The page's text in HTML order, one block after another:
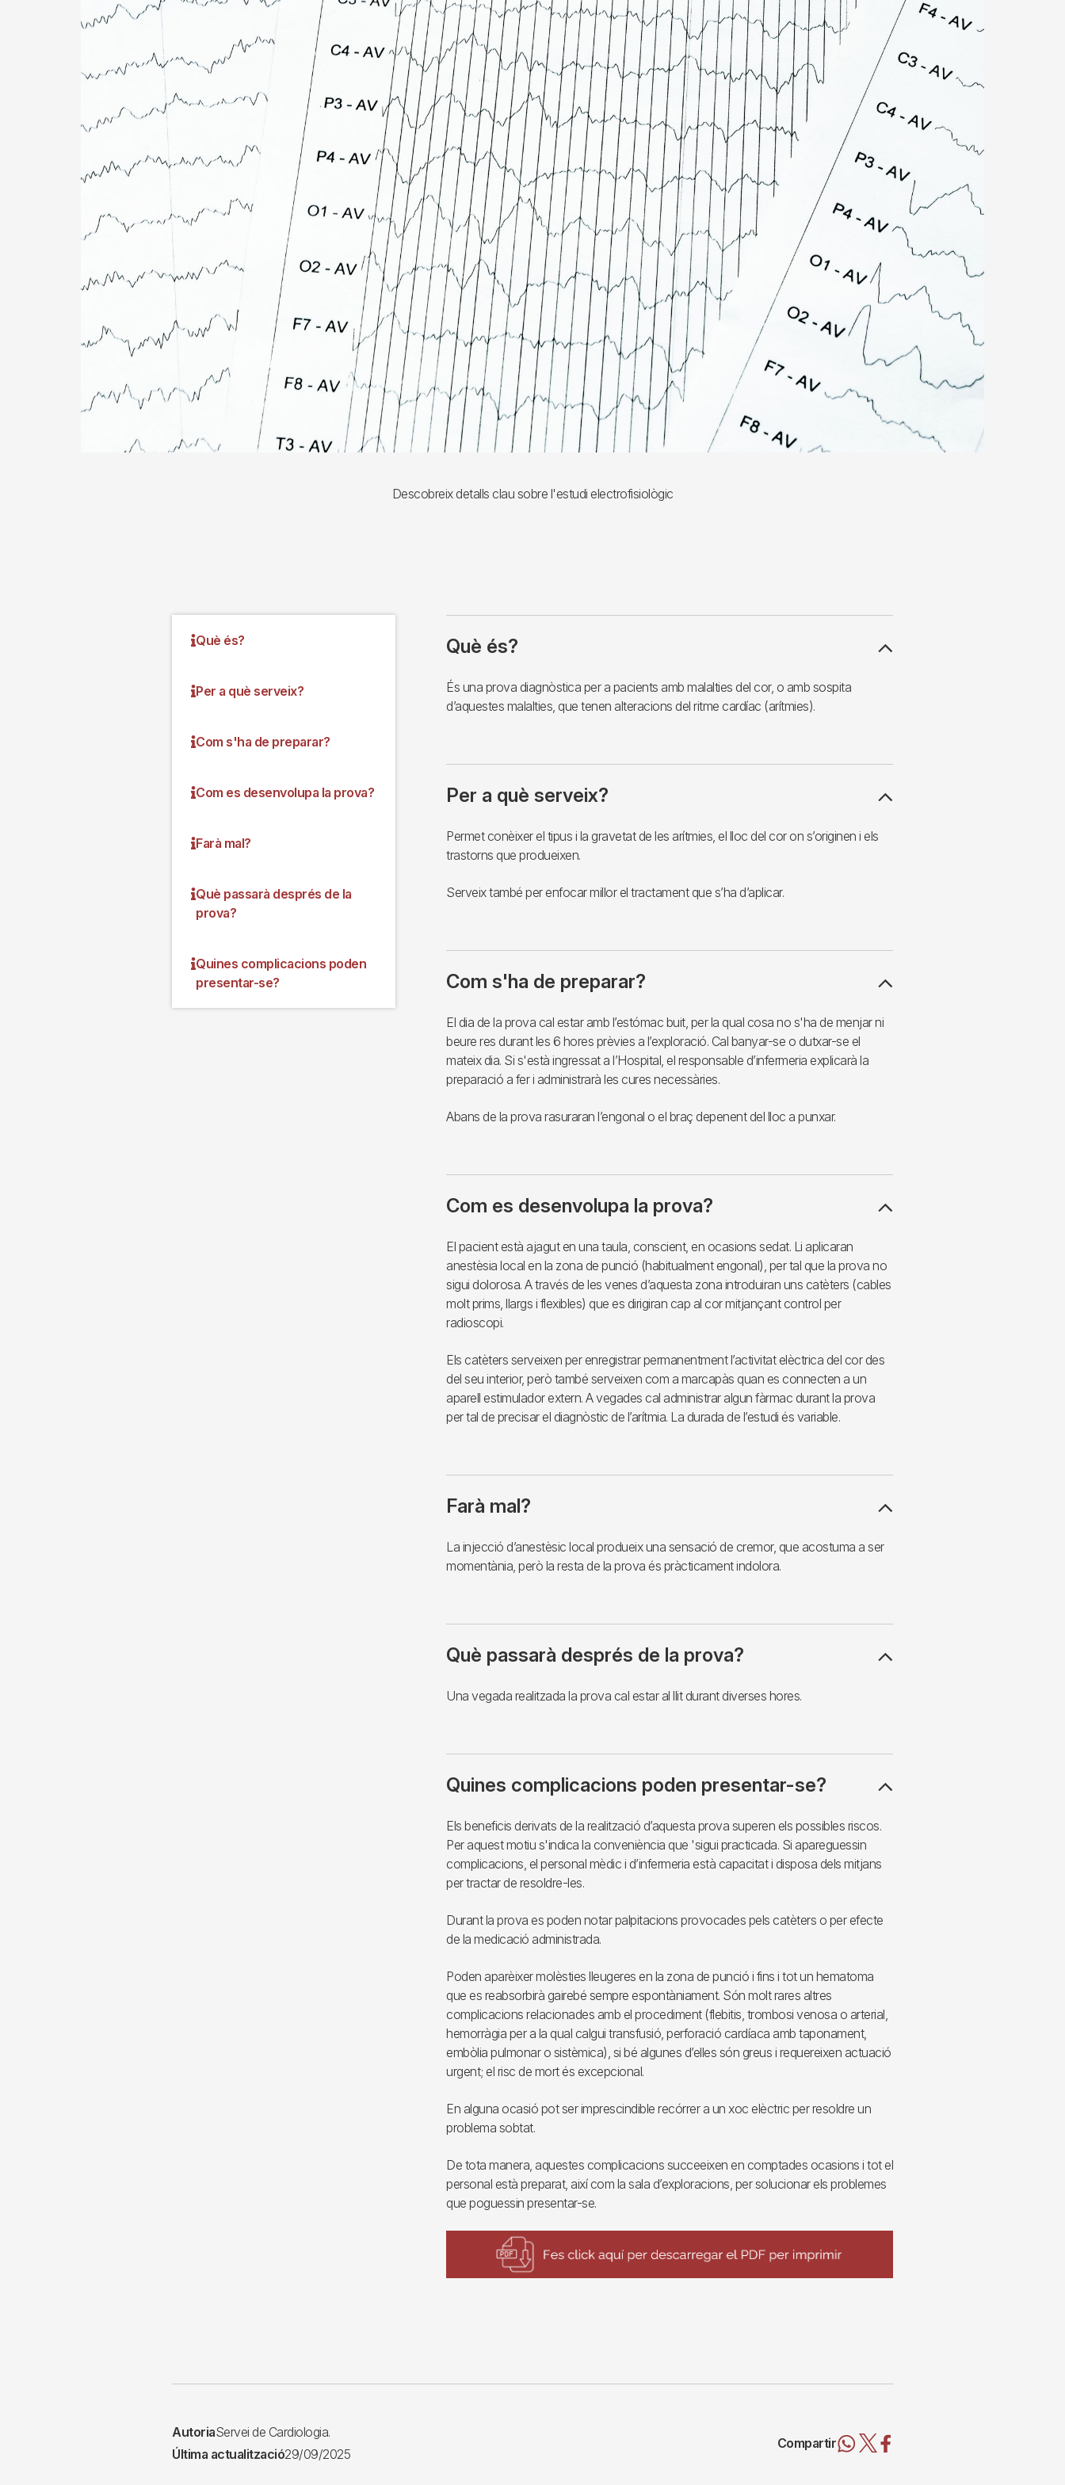
Descobreix detalls clau sobre l'estudi electrofisiològic
Què és?
Per a què serveix?
Com s'ha de preparar?
Com es desenvolupa la prova?
Farà mal?
Què passarà després de la
prova?
Quines complicacions poden
presentar-se?
Què és?
És una prova diagnòstica per a pacients amb malalties del cor, o amb sospita
d’aquestes malalties, que tenen alteracions del ritme cardíac (arítmies).
Per a què serveix?
Permet conèixer el tipus i la gravetat de les arítmies, el lloc del cor on s’originen i els
trastorns que produeixen.
Serveix també per enfocar millor el tractament que s’ha d’aplicar.
Com s'ha de preparar?
El dia de la prova cal estar amb l’estómac buit, per la qual cosa no s'ha de menjar ni
beure res durant les 6 hores prèvies a l’exploració. Cal banyar-se o dutxar-se el
mateix dia. Si s'està ingressat a l’Hospital, el responsable d’infermeria explicarà la
preparació a fer i administrarà les cures necessàries.
Abans de la prova rasuraran l’engonal o el braç depenent del lloc a punxar.
Com es desenvolupa la prova?
El pacient està ajagut en una taula, conscient, en ocasions sedat. Li aplicaran
anestèsia local en la zona de punció (habitualment engonal), per tal que la prova no
sigui dolorosa. A través de les venes d’aquesta zona introduiran uns catèters (cables
molt prims, llargs i flexibles) que es dirigiran cap al cor mitjançant control per
radioscopi.
Els catèters serveixen per enregistrar permanentment l’activitat elèctrica del cor des
del seu interior, però també serveixen com a marcapàs quan es connecten a un
aparell estimulador extern. A vegades cal administrar algun fàrmac durant la prova
per tal de precisar el diagnòstic de l’arítmia. La durada de l’estudi és variable.
Farà mal?
La injecció d’anestèsic local produeix una sensació de cremor, que acostuma a ser
momentània, però la resta de la prova és pràcticament indolora.
Què passarà després de la prova?
Una vegada realitzada la prova cal estar al llit durant diverses hores.
Quines complicacions poden presentar-se?
Els beneficis derivats de la realització d’aquesta prova superen els possibles riscos.
Per aquest motiu s'indica la conveniència que 'sigui practicada. Si apareguessin
complicacions, el personal mèdic i d’infermeria està capacitat i disposa dels mitjans
per tractar de resoldre-les.
Durant la prova es poden notar palpitacions provocades pels catèters o per efecte
de la medicació administrada.
Poden aparèixer molèsties lleugeres en la zona de punció i fins i tot un hematoma
que es reabsorbirà gairebé sempre espontàniament. Són molt rares altres
complicacions relacionades amb el procediment (flebitis, trombosi venosa o arterial,
hemorràgia per a la qual calgui transfusió, perforació cardíaca amb taponament,
embòlia pulmonar o sistèmica), si bé algunes d’elles són greus i requereixen actuació
urgent; el risc de mort és excepcional.
En alguna ocasió pot ser imprescindible recórrer a un xoc elèctric per resoldre un
problema sobtat.
De tota manera, aquestes complicacions succeeixen en comptades ocasions i tot el
personal està preparat, així com la sala d’exploracions, per solucionar els problemes
que poguessin presentar-se.
AutoriaServei de Cardiologia.
Última actualització29/09/2025
Compartir